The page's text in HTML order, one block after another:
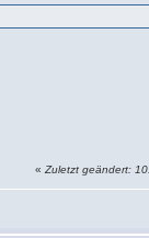
«Zuletzt geändert: